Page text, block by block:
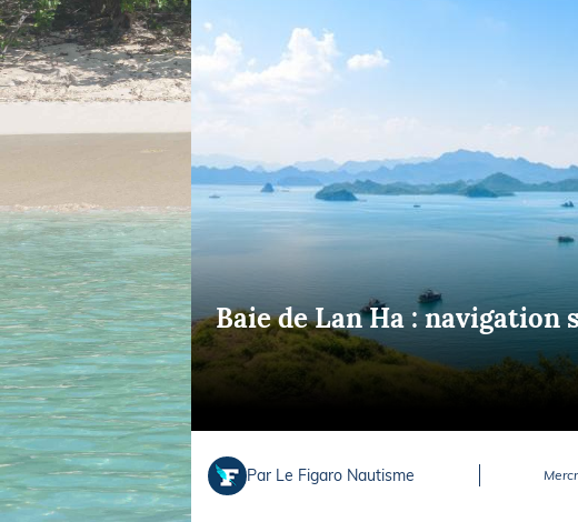
Bateaux à moteur
Equipements
Salons
Yachting
Glisse
Baie de Lan Ha : navigation
Par Le Figaro Nautisme